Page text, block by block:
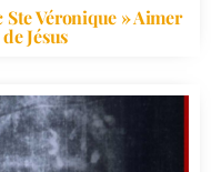
Ste Véronique » Aimer
Jésus